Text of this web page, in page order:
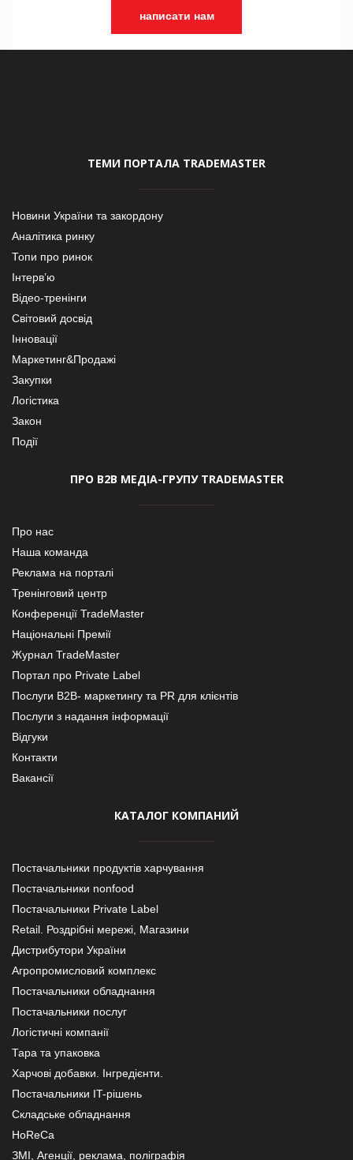
написати нам
ТЕМИ ПОРТАЛА TRADEMASTER
Новини України та закордону
Аналітика ринку
Топи про ринок
Інтерв’ю
Відео-тренінги
Світовий досвід
Інновації
Маркетинг&Продажі
Закупки
Логістика
Закон
Події
ПРО В2В МЕДІА-ГРУПУ TRADEMASTER
Про нас
Наша команда
Реклама на порталі
Тренінговий центр
Конференції TradeMaster
Національні Премії
Журнал TradeMaster
Портал про Private Label
Послуги В2В- маркетингу та PR для клієнтів
Послуги з надання інформації
Відгуки
Контакти
Вакансії
КАТАЛОГ КОМПАНИЙ
Постачальники продуктів харчування
Постачальники nonfood
Постачальники Private Label
Retail. Роздрібні мережі, Магазини
Дистрибутори України
Агропромисловий комплекс
Постачальники обладнання
Постачальники послуг
Логістичні компанії
Тара та упаковка
Харчові добавки. Інгредієнти.
Постачальники IT-рішень
Складське обладнання
HoReCa
ЗМІ, Агенції, реклама, поліграфія